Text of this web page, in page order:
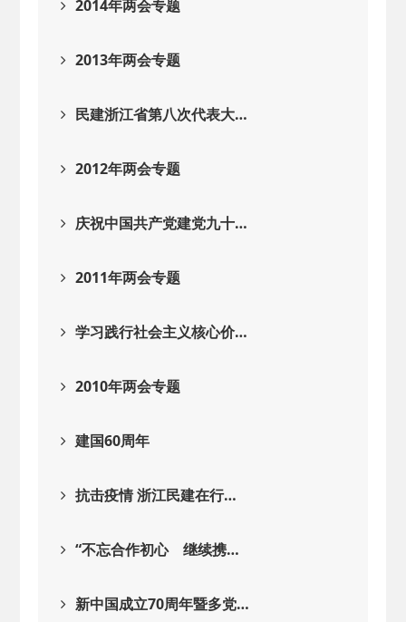
2014年两会专题
2013年两会专题
民建浙江省第八次代表大…
2012年两会专题
庆祝中国共产党建党九十…
2011年两会专题
学习践行社会主义核心价…
2010年两会专题
建国60周年
抗击疫情 浙江民建在行…
“不忘合作初心 继续携…
新中国成立70周年暨多党…